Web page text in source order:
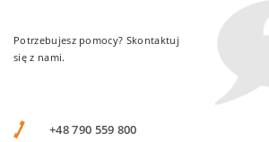
Potrzebujesz pomocy? Skontaktuj
się z nami.
+48 790 559 800